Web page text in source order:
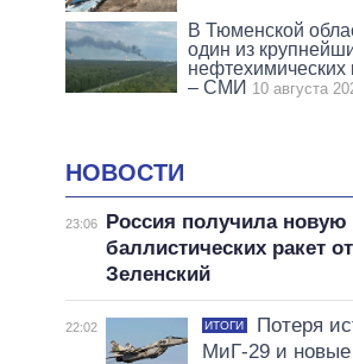
В Тюменской
один из
нефтехимических
– СМИ 10 августа
НОВОСТИ
23:06
Россия получила новую
баллистических ракет
Зеленский
22:02 ИТОГИ
Потеря
МиГ-29 и